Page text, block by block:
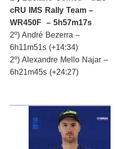
cRU IMS Rally Team –
WR450F – 5h57m17s
2º) André Bezerra –
6h11m51s (+14:34)
2º) Alexandre Mello Najar –
6h21m45s (+24:27)